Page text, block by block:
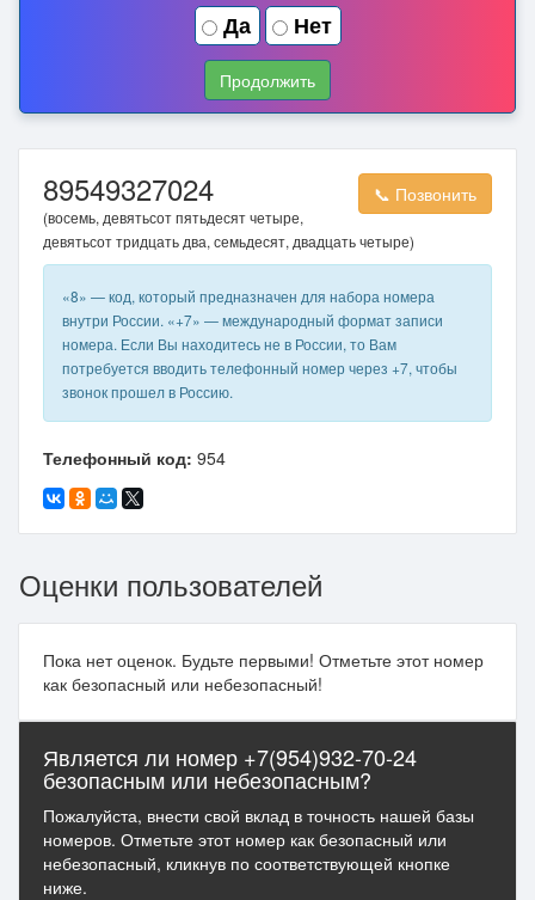
Да Нет
Продолжить
89549327024 📞 Позвонить
(восемь, девятьсот пятьдесят четыре,
девятьсот тридцать два, семьдесят, двадцать четыре)
«8» — код, который предназначен для набора номера
внутри России. «+7» — международный формат записи
номера. Если Вы находитесь не в России, то Вам
потребуется вводить телефонный номер через +7, чтобы
звонок прошел в Россию.
Телефонный код: 954
Оценки пользователей
Пока нет оценок. Будьте первыми! Отметьте этот номер
как безопасный или небезопасный!
Является ли номер +7(954)932-70-24
безопасным или небезопасным?
Пожалуйста, внести свой вклад в точность нашей базы
номеров. Отметьте этот номер как безопасный или
небезопасный, кликнув по соответствующей кнопке
ниже.